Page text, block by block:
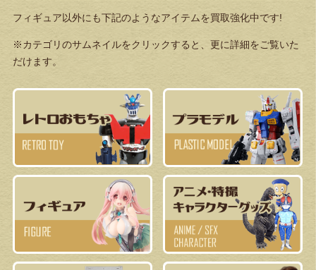
フィギュア以外にも下記のようなアイテムを買取強化中です!
※カテゴリのサムネイルをクリックすると、更に詳細をご覧いた
だけます。